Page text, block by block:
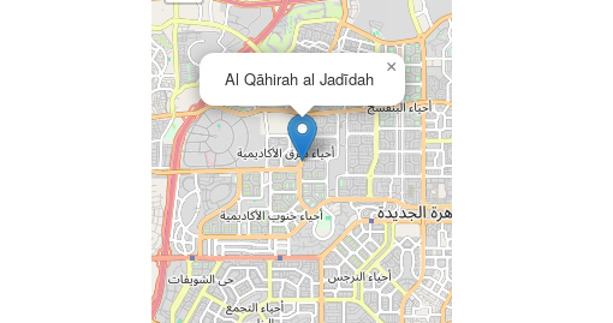
Al Qāhirah al Jadīdah
×